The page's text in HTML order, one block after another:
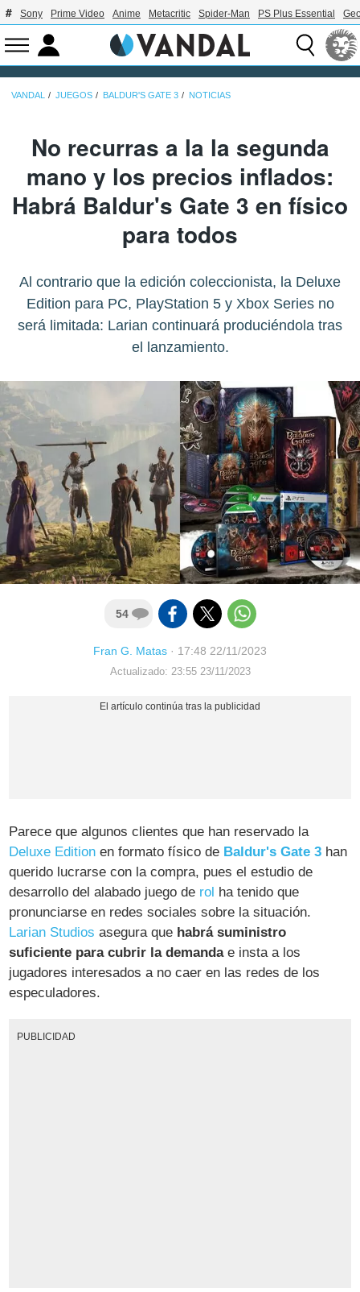
Sony Prime Video Anime Metacritic Spider-Man PS Plus Essential
VANDAL JUEGOS BALDUR'S GATE 3 NOTICIAS
No recurras a la la segunda
mano y los precios inflados:
Habrá Baldur's Gate 3 en físico
para todos
Al contrario que la edición coleccionista, la Deluxe
Edition para PC, PlayStation 5 y Xbox Series no
será limitada: Larian continuará produciéndola tras
el lanzamiento.
54
Fran G. Matas · 17:48 22/11/2023
Actualizado: 23:55 23/11/2023
Parece que algunos clientes que han reservado la
Deluxe Edition en formato físico de Baldur's Gate 3 han
querido lucrarse con la compra, pues el estudio de
desarrollo del alabado juego de rol ha tenido que
pronunciarse en redes sociales sobre la situación.
Larian Studios asegura que habrá suministro
suficiente para cubrir la demandae insta a los
jugadores interesados a no caer en las redes de los
especuladores.
PUBLICIDAD